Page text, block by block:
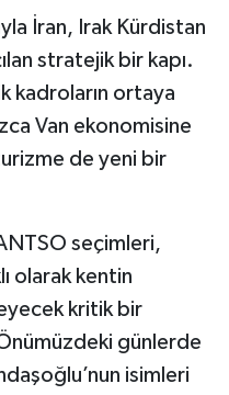
İran, Irak Kürdistan
stratejik bir kapı.
kadroların ortaya
Van ekonomisine
de yeni bir
seçimleri,
olarak kentin
kritik bir
günlerde
isimleri